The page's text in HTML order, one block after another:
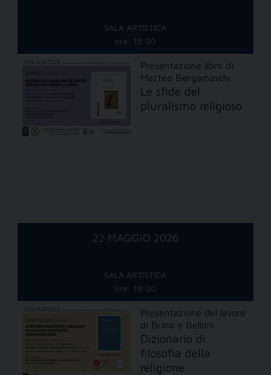
SALA ARTISTICA
ore: 18:00
Presentazione libro di
Matteo Bergamaschi
Le sfide del
pluralismo religioso
22 MAGGIO 2026
SALA ARTISTICA
ore: 18:00
Presentazione del lavoro
di Brino e Belloni
Dizionario di
filosofia della
religione